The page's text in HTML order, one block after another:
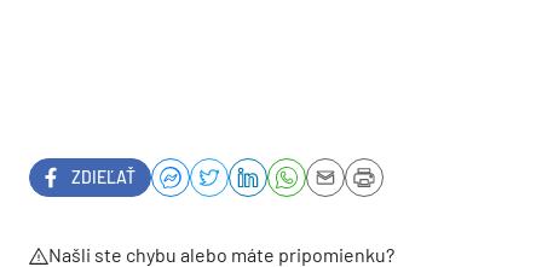
ZDIEĽAŤ
Našli ste chybu alebo máte pripomienku?